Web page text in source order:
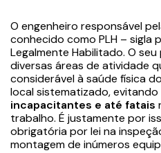
O engenheiro responsável
conhecido como PLH – sigla
Legalmente Habilitado. O
diversas áreas de atividade
considerável à saúde física
local sistematizado, evitando
incapacitantes e até fatais
trabalho. É justamente por
obrigatória por lei na
montagem de inúmeros